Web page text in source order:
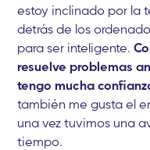
estoy inclinado por la
detrás de los
para ser inteligente.
resuelve problemas
tengo mucha
también me gusta el
una vez tuvimos una
tiempo.